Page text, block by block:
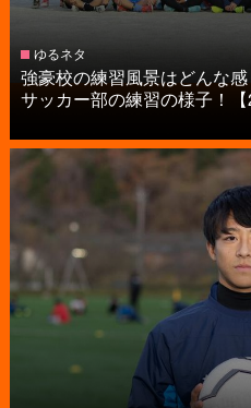
ゆるネタ
強豪校の練習風景はどんな
サッカー部の練習の様子！【